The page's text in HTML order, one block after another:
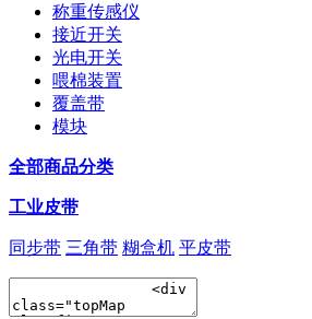
称重传感仪
接近开关
光电开关
喂棉装置
覆盖带
模块
全部商品分类
工业皮带
同步带 三角带 糊盒机 平皮带